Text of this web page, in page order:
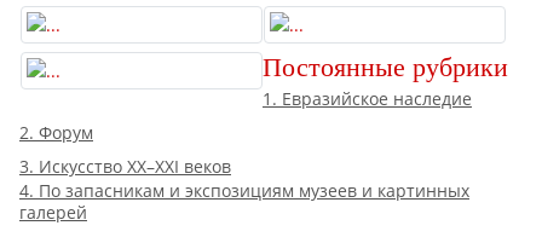
Постоянные рубрики
1. Евразийское наследие
2. Форум
3. Искусство XX–XXI веков
4. По запасникам и экспозициям музеев и картинных
галерей